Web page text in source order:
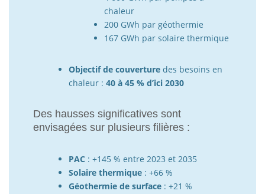
chaleur
200 GWh par géothermie
167 GWh par solaire thermique
Objectif de couverture des besoins en
chaleur : 40 à 45 % d’ici 2030
Des hausses significatives sont
envisagées sur plusieurs filières :
PAC : +145 % entre 2023 et 2035
Solaire thermique : +66 %
Géothermie de surface : +21 %